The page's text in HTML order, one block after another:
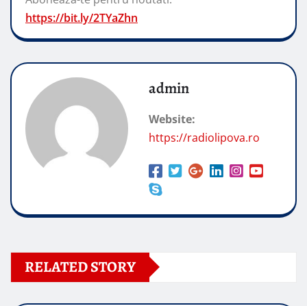
https://bit.ly/2TYaZhn
admin
Website:
https://radiolipova.ro
RELATED STORY